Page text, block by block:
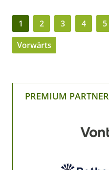
1 2 3 4 5
Vorwärts
PREMIUM PARTNER